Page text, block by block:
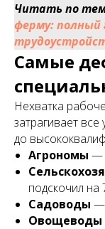
Читать по
ферму: полный
Самые
Нехватка
затрагивает
до
Агрономы —
подскочил на
Садоводы —
Овощеводы